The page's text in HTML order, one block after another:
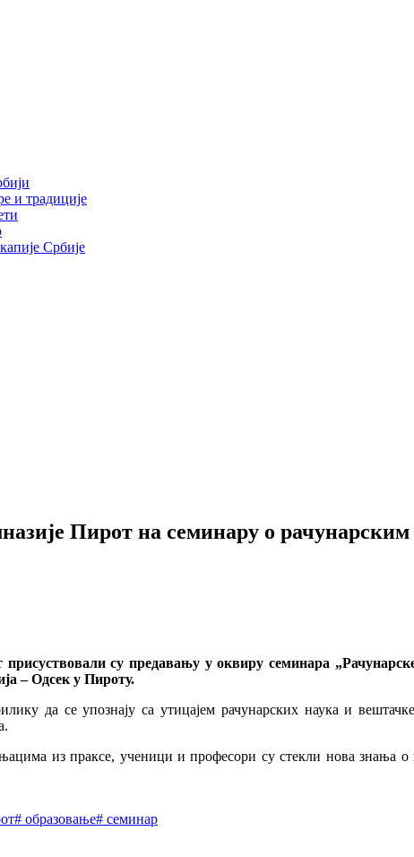
и традиције
Србије
Пирот на семинару о
су предавању у оквиру семинара
– Одсек у Пироту.
да се упознају са утицајем рачунарских наука и
из праксе, ученици и професори су стекли нова знања
# образовање# семинар